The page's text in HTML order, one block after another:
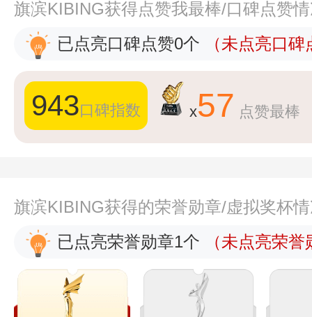
旗滨KIBING获得点赞我最棒/口碑点赞
已点亮口碑点赞0个
（未点亮口
943口碑指数 x57 点赞最棒
旗滨KIBING获得的荣誉勋章/虚拟奖杯
已点亮荣誉勋章1个
（未点亮荣